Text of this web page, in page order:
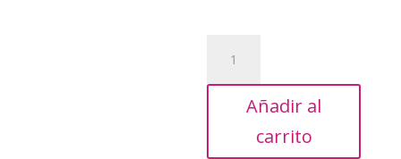
Polar
de
380grm2Añadir al
carrito